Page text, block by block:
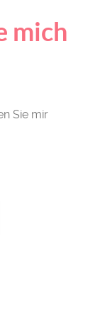
mich
Sie mir